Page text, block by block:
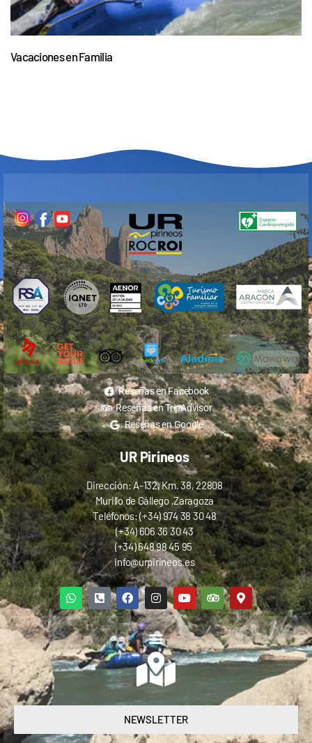
Vacaciones en Familia
Reseñas en Facebook
Reseñas en TripAdvisor
Reseñas en Google
UR Pirineos
Dirección: A-132, Km. 38, 22808
Murillo de Gállego ,Zaragoza
Teléfonos: (+34) 974 38 30 48
(+34) 606 36 30 43
(+34) 648 98 45 95
info@urpirineos.es
NEWSLETTER